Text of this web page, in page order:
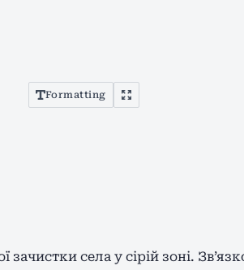
Formatting
села у сірій зоні.